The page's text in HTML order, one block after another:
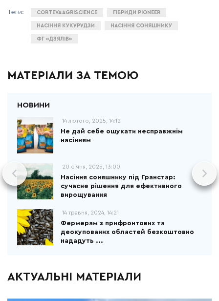
CORTEVA AGRISCIENCE ГІБРИДИ PIONEER
НАСІННЯ КУКУРУДЗИ НАСІННЯ СОНЯШНИКУ
ФГ «ДЗЯЛІВ»
МАТЕРІАЛИ ЗА ТЕМОЮ
14 лютого, 2025, 14:12
Не дай себе ошукати несправжнім
насінням
20 січня, 2025, 13:00
Насіння соняшнику під Гранстар:
сучасне рішення для ефективного
вирощування
14 травня, 2024, 14:21
Фермерам з прифронтових та
деокупованих областей безкоштовно
нададуть ...
АКТУАЛЬНІ МАТЕРІАЛИ